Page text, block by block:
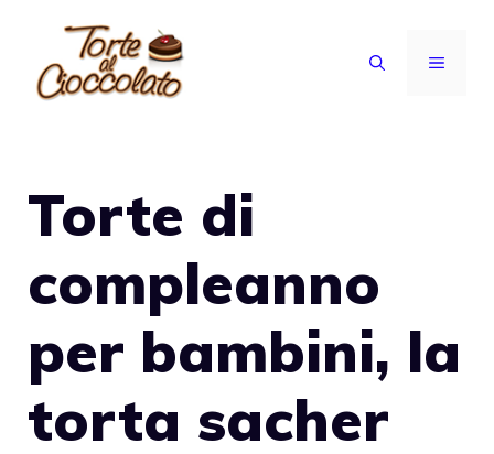
contenuto
MENU
Torte di
compleanno
per bambini, la
torta sacher